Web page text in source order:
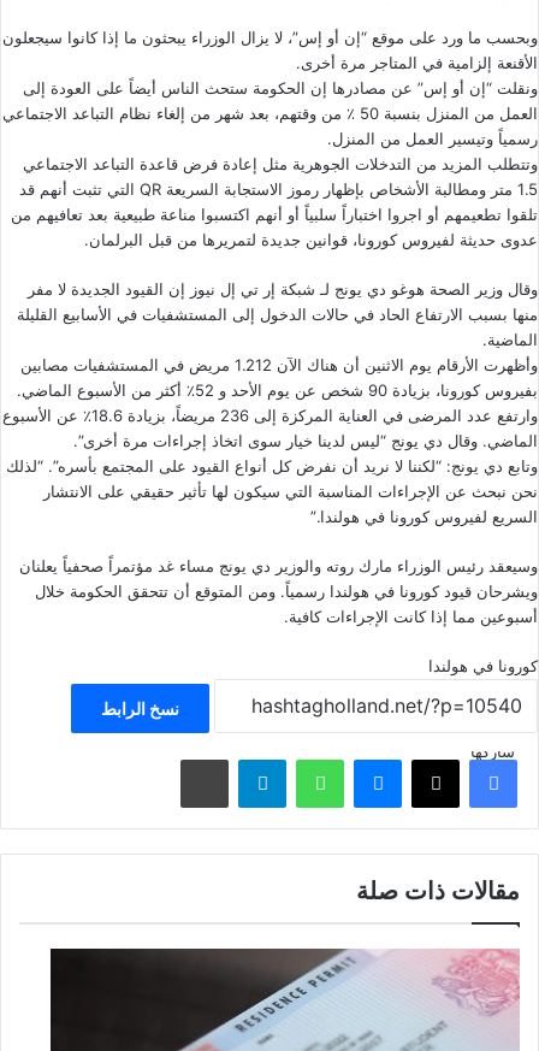
وبحسب ما ورد على موقع “إن أو إس”، لا يزال الوزراء يبحثون ما إذا كانوا سيجعلون
الأقنعة إلزامية في المتاجر مرة أخرى.
ونقلت “إن أو إس” عن مصادرها إن الحكومة ستحث الناس أيضاً على العودة إلى
العمل من المنزل بنسبة 50 ٪ من وقتهم، بعد شهر من إلغاء نظام التباعد الاجتماعي
رسمياً وتيسير العمل من المنزل.
وتتطلب المزيد من التدخلات الجوهرية مثل إعادة فرض قاعدة التباعد الاجتماعي
1.5 متر ومطالبة الأشخاص بإظهار رموز الاستجابة السريعة QR التي تثبت أنهم قد
تلقوا تطعيمهم أو اجروا اختباراً سلبياً أو أنهم اكتسبوا مناعة طبيعية بعد تعافيهم من
عدوى حديثة لفيروس كورونا، قوانين جديدة لتمريرها من قبل البرلمان.
وقال وزير الصحة هوغو دي يونج لـ شبكة إر تي إل نيوز إن القيود الجديدة لا مفر
منها بسبب الارتفاع الحاد في حالات الدخول إلى المستشفيات في الأسابيع القليلة
الماضية.
وأظهرت الأرقام يوم الاثنين أن هناك الآن 1.212 مريض في المستشفيات مصابين
بفيروس كورونا، بزيادة 90 شخص عن يوم الأحد و 52٪ أكثر من الأسبوع الماضي.
وارتفع عدد المرضى في العناية المركزة إلى 236 مريضاً، بزيادة 18.6٪ عن الأسبوع
الماضي. وقال دي يونج “ليس لدينا خيار سوى اتخاذ إجراءات مرة أخرى”.
وتابع دي يونج: “لكننا لا نريد أن نفرض كل أنواع القيود على المجتمع بأسره”. “لذلك
نحن نبحث عن الإجراءات المناسبة التي سيكون لها تأثير حقيقي على الانتشار
السريع لفيروس كورونا في هولندا.”
وسيعقد رئيس الوزراء مارك روته والوزير دي يونج مساء غد مؤتمراً صحفياً يعلنان
ويشرحان قيود كورونا في هولندا رسمياً. ومن المتوقع أن تتحقق الحكومة خلال
أسبوعين مما إذا كانت الإجراءات كافية.
كورونا في هولندا
نسخ الرابط
شاركهافيسبوك ‫X ماسنجر واتساب تيلقرام مشاركة عبر البريد
مقالات ذات صلة